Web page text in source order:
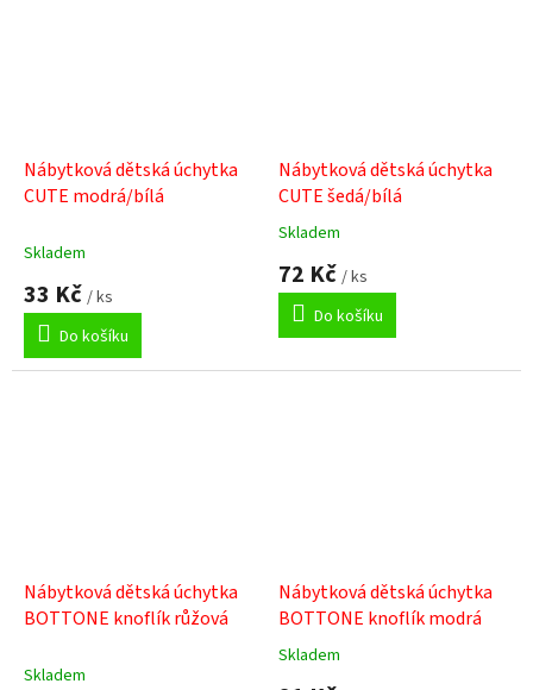
Nábytková dětská úchytka
CUTE modrá/bílá
Skladem
33 Kč / ks
Do košíku
Nábytková dětská úchytka
CUTE šedá/bílá
Průměrné
hodnocení
produktu
5,0
5
Skladem
72 Kč / ks
Do košíku
Nábytková dětská úchytka
BOTTONE knoflík růžová
Skladem
Nábytková dětská úchytka
BOTTONE knoflík modrá
Průměrné
hodnocení
Skladem